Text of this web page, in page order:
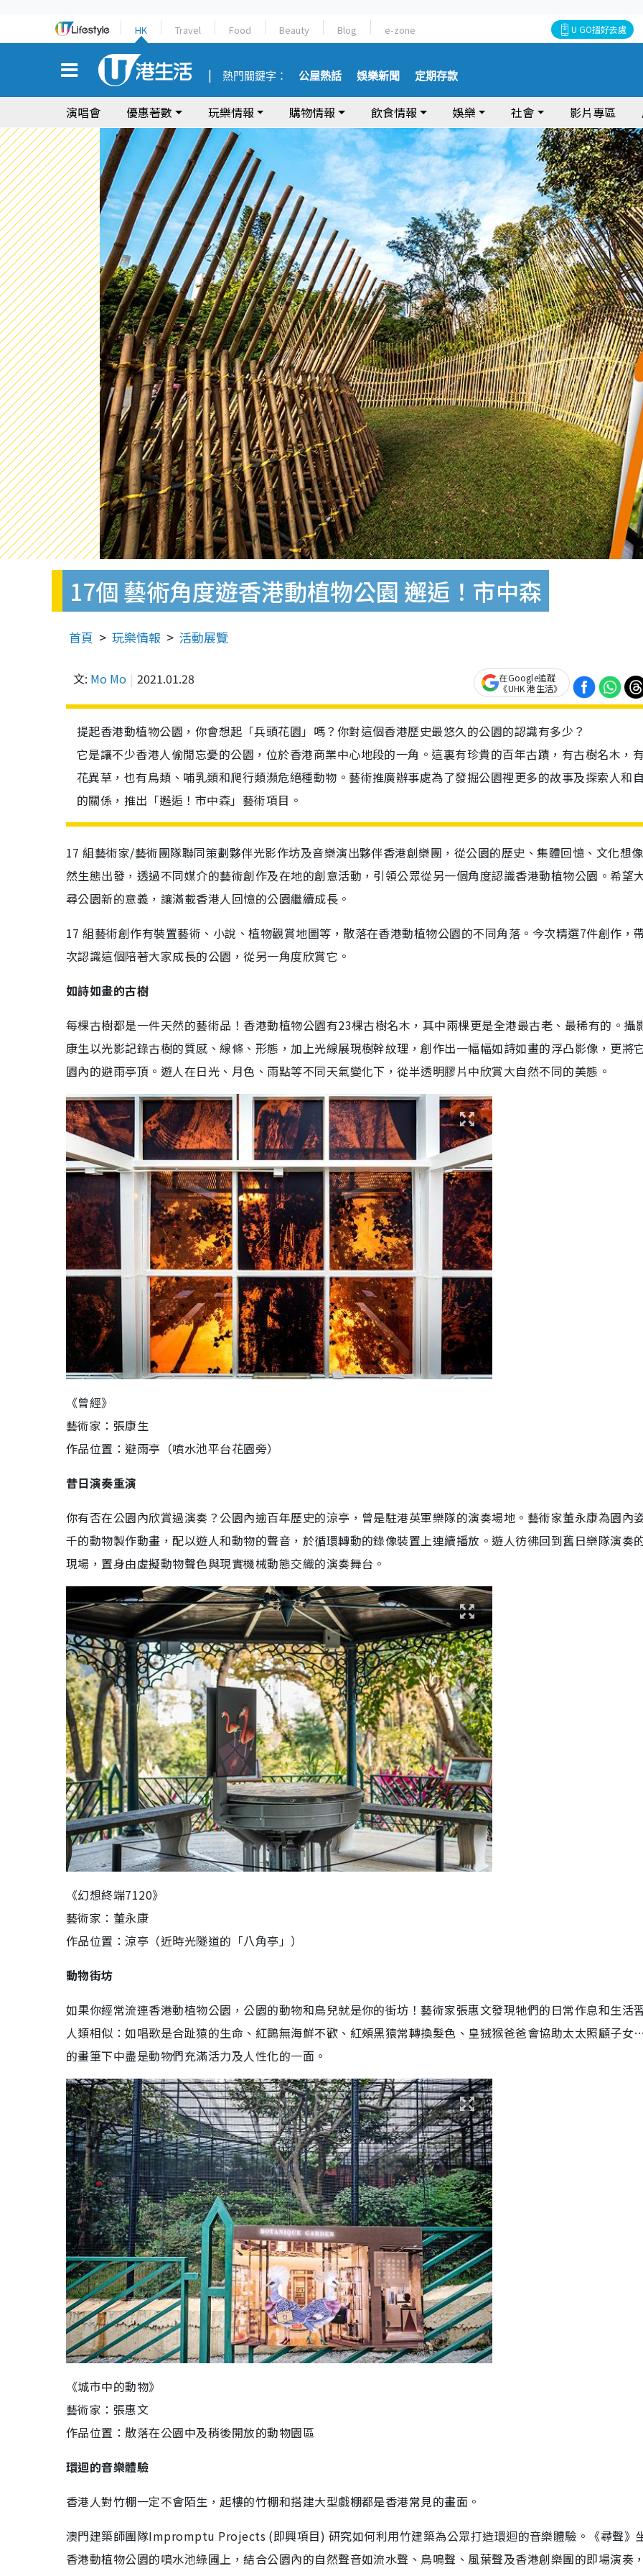
HK Travel Food Beauty Blog e-zone U GO搵好去處
熱門關鍵字： 公屋熱話 娛樂新聞 定期存款
演唱會 優惠著數 玩樂情報 購物情報 飲食情報 娛樂 社會 影片專區
17個 藝術角度遊香港動植物公園 邂逅！市中森
首頁 玩樂情報 活動展覽
文: Mo Mo 2021.01.28
在Google追蹤
《UHK 港生活》
提起香港動植物公園，你會想起「兵頭花園」嗎？你對這個香港歷史最悠久的公園的認識有多少？
它是讓不少香港人偷閒忘憂的公園，位於香港商業中心地段的一角。這裏有珍貴的百年古蹟，有古樹名木，
花異草，也有鳥類、哺乳類和爬行類瀕危絕種動物。藝術推廣辦事處為了發掘公園裡更多的故事及探索人和
的關係，推出「邂逅！市中森」藝術項目。
17組藝術家/藝術團隊聯同策劃夥伴光影作坊及音樂演出夥伴香港創樂團，從公園的歷史、集體回憶、文化想
然生態出發，透過不同媒介的藝術創作及在地的創意活動，引領公眾從另一個角度認識香港動植物公園。希望
尋公園新的意義，讓滿載香港人回憶的公園繼續成長。
17組藝術創作有裝置藝術、小說、植物觀賞地圖等 ，散落在香港動植物公園的不同角落 。 今次精選7件創作 ，
次認識這個陪著大家成長的公園，從另一角度欣賞它。
如詩如畫的古樹
每棵古樹都是一件天然的藝術品！香港動植物公園有23棵古樹名木，其中兩棵更是全港最古老、最稀有的。攝
康生以光影記錄古樹的質感、線條、形態，加上光線展現樹幹紋理，創作出一幅幅如詩如畫的浮凸影像，更將
園內的避雨亭頂。遊人在日光、月色、雨點等不同天氣變化下，從半透明膠片中欣賞大自然不同的美態。
《曾經》
藝術家：張康生
作品位置：避雨亭（噴水池平台花園旁）
昔日演奏重演
你有否在公園內欣賞過演奏？公園內逾百年歷史的涼亭，曾是駐港英軍樂隊的演奏場地。藝術家董永康為園內
千的動物製作動畫，配以遊人和動物的聲音，於循環轉動的錄像裝置上連續播放。遊人彷彿回到舊日樂隊演奏
現場，置身由虛擬動物聲色與現實機械動態交織的演奏舞台。
《幻想終端7120》
藝術家：董永康
作品位置：涼亭（近時光隧道的「八角亭」）
動物街坊
如果你經常流連香港動植物公園，公園的動物和鳥兒就是你的街坊！藝術家張惠文發現牠們的日常作息和生活
人類相似：如唱歌是合趾猿的生命、紅䴉無海鮮不歡、紅頰黑猿常轉換髮色、皇狨猴爸爸會協助太太照顧子
的畫筆下中盡是動物們充滿活力及人性化的一面。
《城市中的動物》
藝術家：張惠文
作品位置：散落在公園中及稍後開放的動物園區
環迴的音樂體驗
香港人對竹棚一定不會陌生，起樓的竹棚和搭建大型戲棚都是香港常見的畫面。
澳門建築師團隊Impromptu Projects (即興項目) 研究如何利用竹建築為公眾打造環迴的音樂體驗。《尋聲》
香港動植物公園的噴水池綠圃上，結合公園內的自然聲音如流水聲、鳥鳴聲、風葉聲及香港創樂團的即場演奏